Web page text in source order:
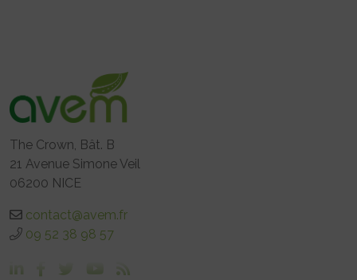
The Crown, Bât. B
21 Avenue Simone Veil
06200 NICE
contact@avem.fr
09 52 38 98 57